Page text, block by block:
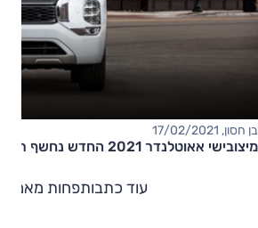
בן חסון, 17/02/2021
מיצובישי אאוטלנדר 2021 החדש נחשף רשמית, בישראל עוד השנה
עוד כתבותפחות מאמרים